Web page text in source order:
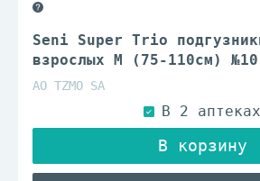
Seni Super Trio
взрослых M (75-110см) №10
АО TZMO SA